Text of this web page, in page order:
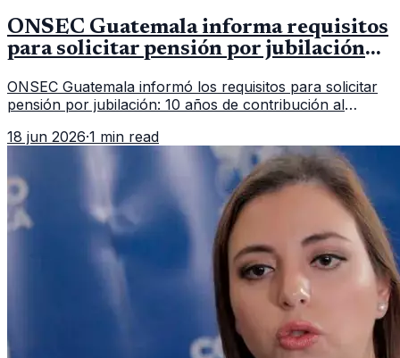
ONSEC Guatemala informa requisitos
para solicitar pensión por jubilación
ONSEC Guatemala informó los requisitos para solicitar
pensión por jubilación: 10 años de contribución al
importar edad.
18 jun 2026·1 min read